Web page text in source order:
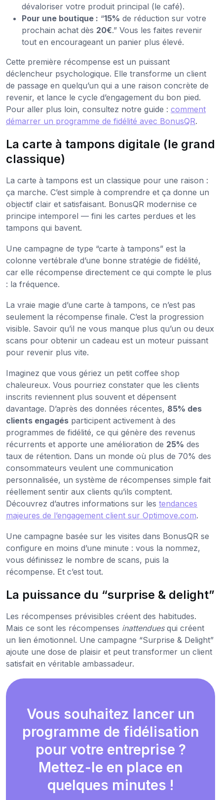
dévaloriser votre produit principal (le café).
Pour une boutique : “15% de réduction sur votre
prochain achat dès 20€.” Vous les faites revenir
tout en encourageant un panier plus élevé.
Cette première récompense est un puissant
déclencheur psychologique. Elle transforme un client
de passage en quelqu’un qui a une raison concrète de
revenir, et lance le cycle d’engagement du bon pied.
Pour aller plus loin, consultez notre guide : comment
démarrer un programme de fidélité avec BonusQR.
La carte à tampons digitale (le grand
classique)
La carte à tampons est un classique pour une raison :
ça marche. C’est simple à comprendre et ça donne un
objectif clair et satisfaisant. BonusQR modernise ce
principe intemporel — fini les cartes perdues et les
tampons qui bavent.
Une campagne de type “carte à tampons” est la
colonne vertébrale d’une bonne stratégie de fidélité,
car elle récompense directement ce qui compte le plus
: la fréquence.
La vraie magie d’une carte à tampons, ce n’est pas
seulement la récompense finale. C’est la progression
visible. Savoir qu’il ne vous manque plus qu’un ou deux
scans pour obtenir un cadeau est un moteur puissant
pour revenir plus vite.
Imaginez que vous gériez un petit coffee shop
chaleureux. Vous pourriez constater que les clients
inscrits reviennent plus souvent et dépensent
davantage. D’après des données récentes, 85% des
clients engagés participent activement à des
programmes de fidélité, ce qui génère des revenus
récurrents et apporte une amélioration de 25% des
taux de rétention. Dans un monde où plus de 70% des
consommateurs veulent une communication
personnalisée, un système de récompenses simple fait
réellement sentir aux clients qu’ils comptent.
Découvrez d’autres informations sur les tendances
majeures de l’engagement client sur Optimove.com.
Une campagne basée sur les visites dans BonusQR se
configure en moins d’une minute : vous la nommez,
vous définissez le nombre de scans, puis la
récompense. Et c’est tout.
La puissance du “surprise & delight”
Les récompenses prévisibles créent des habitudes.
Mais ce sont les récompenses inattenduesqui créent
un lien émotionnel. Une campagne “Surprise & Delight”
ajoute une dose de plaisir et peut transformer un client
satisfait en véritable ambassadeur.
Vous souhaitez lancer un
programme de fidélisation
pour votre entreprise ?
Mettez-le en place en
quelques minutes !